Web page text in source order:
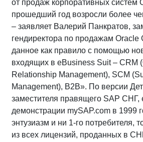
от продаж корпоративных систем
прошедший год возросли более
– заявляет Валерий Панкратов,
гендиректора по продажам
данное как правило с помощью
входящих в eBusiness Suit – CRM
Relationship Management), SCM
Management), B2B». По версии
заместителя правящего SAP СНГ,
демонстрации mySAP.com в 1999
энтузиазм и ни 1-го потребителя,
из всех лицензий, проданных в